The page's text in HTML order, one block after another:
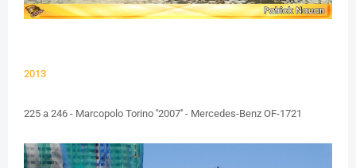
2013
225 a 246 - Marcopolo Torino ''2007'' - Mercedes-Benz OF-1721